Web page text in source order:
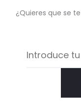
¿Quieres que se